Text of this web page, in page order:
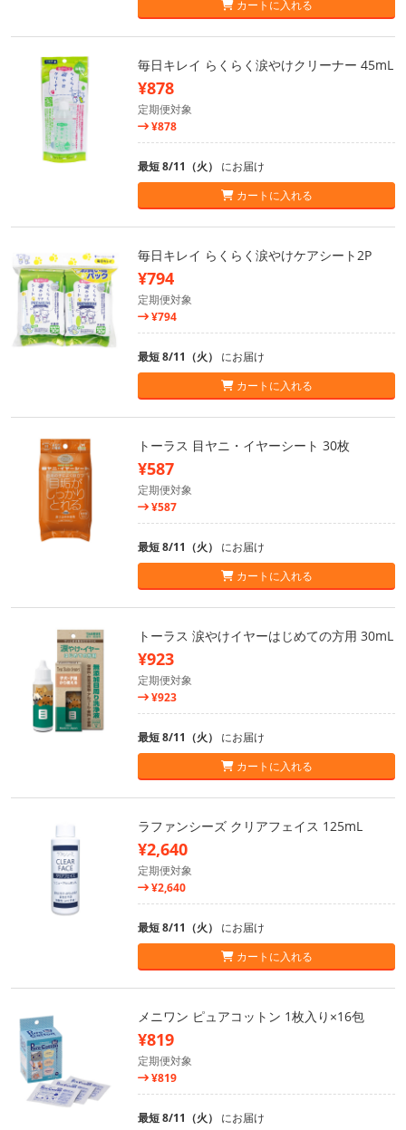
カートに入れる
毎日キレイ らくらく涙やけクリーナー 45mL
¥878
定期便対象
¥878
最短 8/11（火） にお届け
カートに入れる
毎日キレイ らくらく涙やけケアシート2P
¥794
定期便対象
¥794
最短 8/11（火） にお届け
カートに入れる
トーラス 目ヤニ・イヤーシート 30枚
¥587
定期便対象
¥587
最短 8/11（火） にお届け
カートに入れる
トーラス 涙やけイヤーはじめての方用 30mL
¥923
定期便対象
¥923
最短 8/11（火） にお届け
カートに入れる
ラファンシーズ クリアフェイス 125mL
¥2,640
定期便対象
¥2,640
最短 8/11（火） にお届け
カートに入れる
メニワン ピュアコットン 1枚入り×16包
¥819
定期便対象
¥819
最短 8/11（火） にお届け